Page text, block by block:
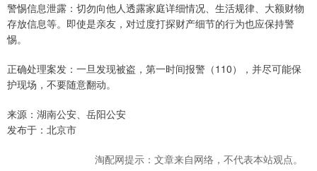
警惕信息泄露：切勿向他人透露家庭详细情况、生活规律、大额财物
存放信息等。即使是亲友，对过度打探财产细节的行为也应保持警
惕。
正确处理案发：一旦发现被盗，第一时间报警（110），并尽可能保
护现场，不要随意翻动。
来源：湖南公安、岳阳公安
发布于：北京市
淘配网提示：文章来自网络，不代表本站观点。